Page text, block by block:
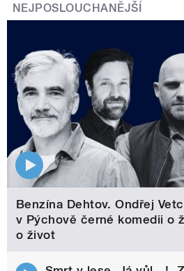
NEJPOSLOUCHANĚJŠÍ
Benzína Dehtov. Ondřej
v Pýchově černé komedii o
o život